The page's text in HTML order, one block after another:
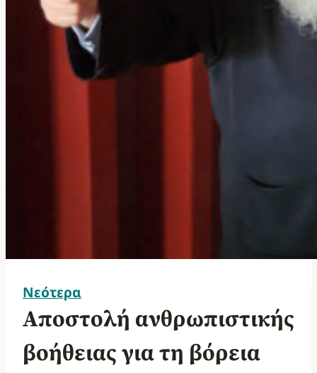
Νεότερα
Αποστολή ανθρωπιστικής
βοήθειας για τη βόρεια